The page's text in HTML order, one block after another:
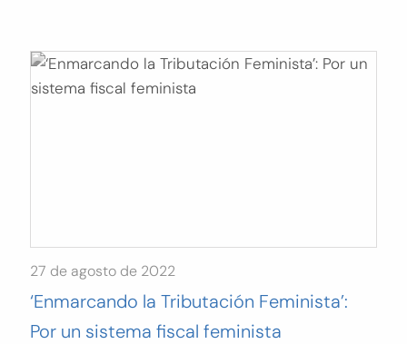
27 de agosto de 2022
‘Enmarcando la Tributación Feminista’:
Por un sistema fiscal feminista